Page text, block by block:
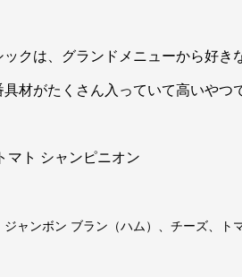
ックは、グランドメニューから好
具材がたくさん入っていて高いやつ
マト シャンピニオン
ャンボン ブラン（ハム）、チーズ、ト